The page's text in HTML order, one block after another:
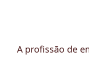
A profissão de